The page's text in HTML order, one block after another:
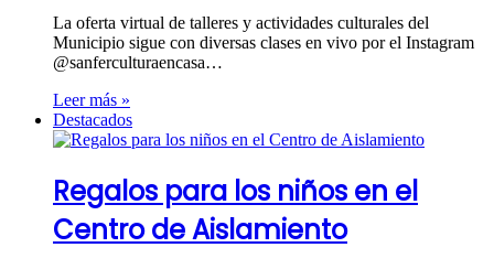
La oferta virtual de talleres y actividades culturales del
Municipio sigue con diversas clases en vivo por el Instagram
@sanferculturaencasa…
Leer más »
Destacados
Regalos para los niños en el
Centro de Aislamiento